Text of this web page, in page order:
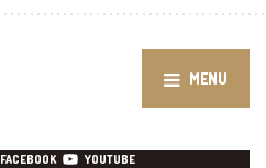
MENU
FACEBOOK YOUTUBE